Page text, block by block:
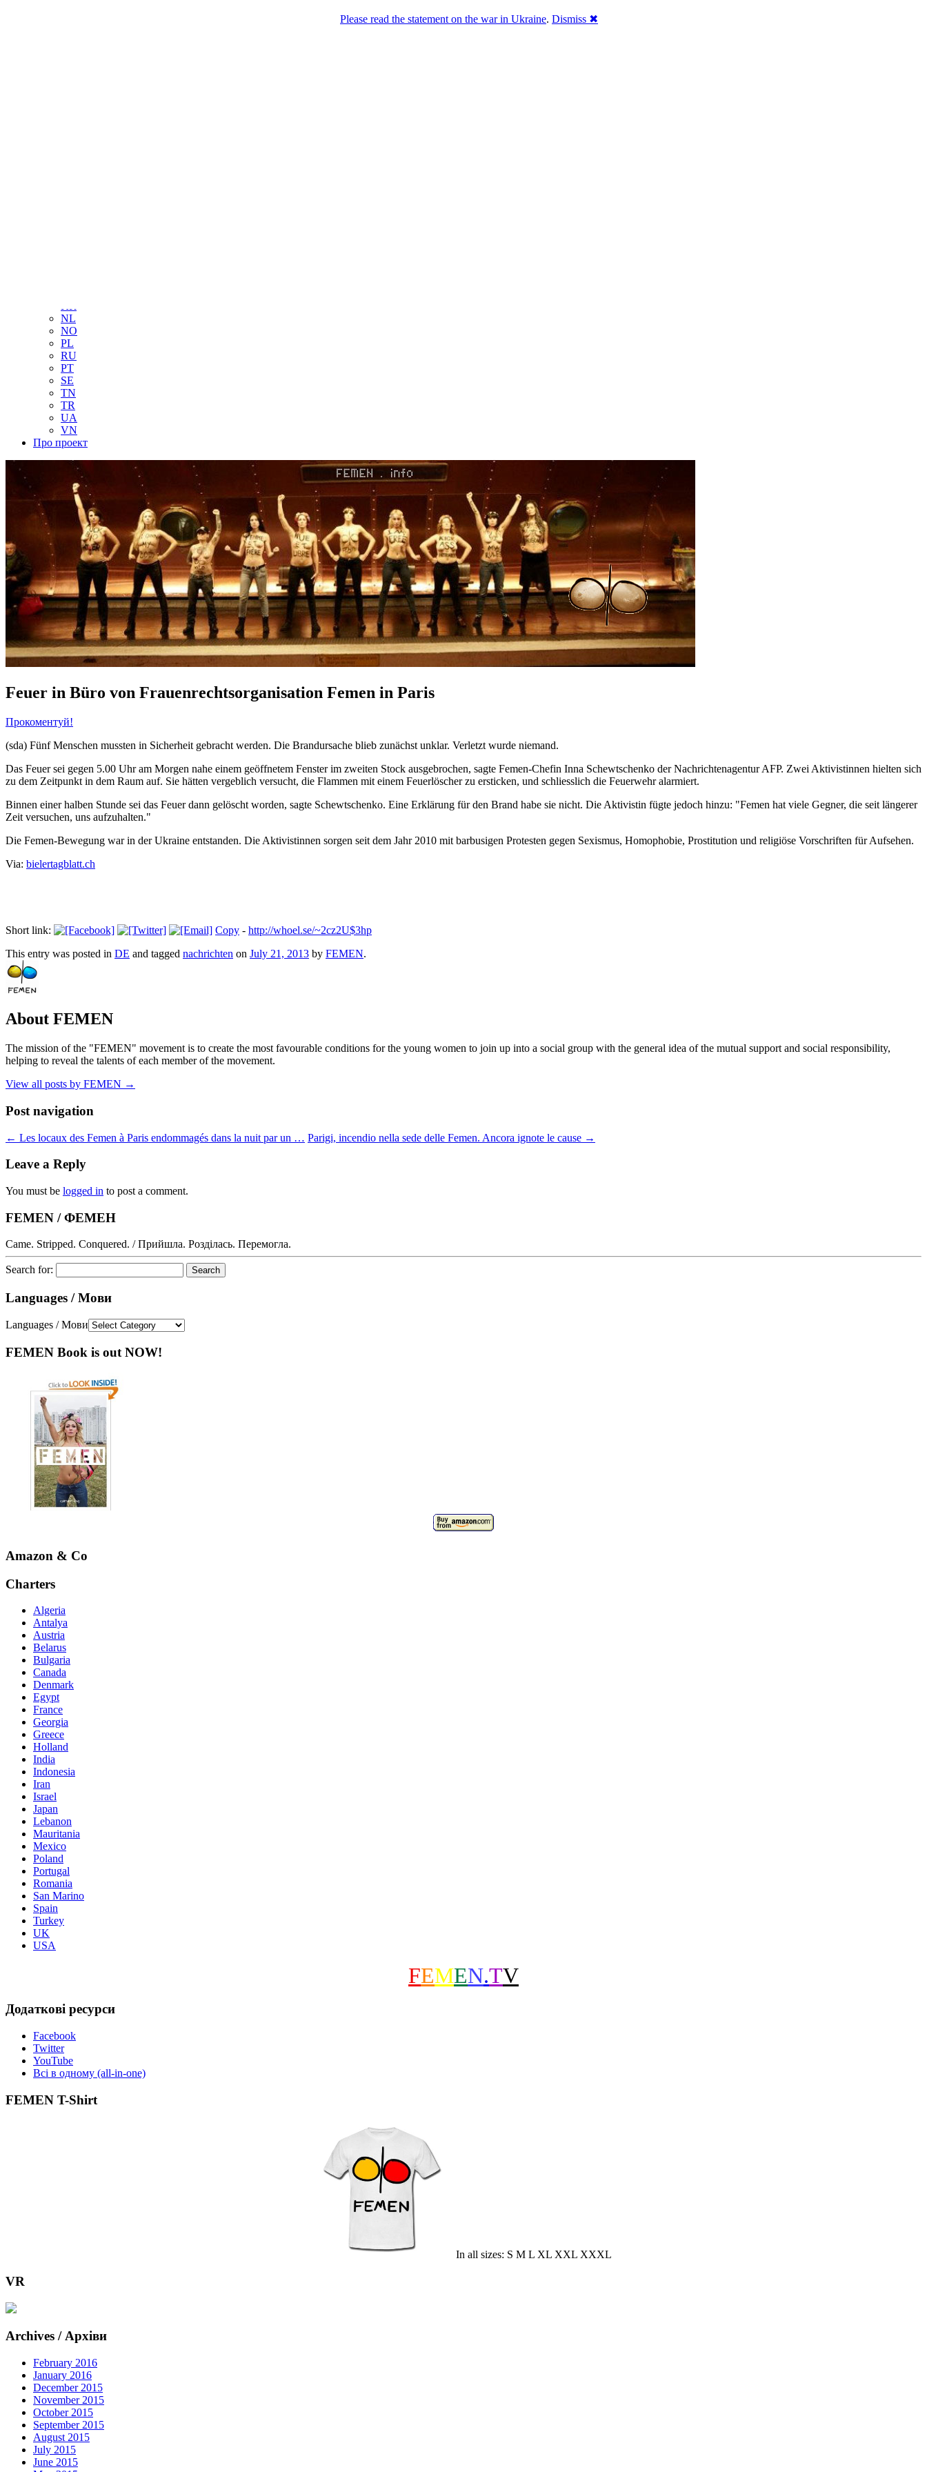
KR
NL
NO
PL
RU
PT
SE
TN
TR
UA
VN
Про проект
Feuer in Büro von Frauenrechtsorganisation Femen in Paris
Прокоментуй!
(sda) Fünf Menschen mussten in Sicherheit gebracht werden. Die Brandursache blieb zunächst unklar. Verletzt wurde niemand.
Das Feuer sei gegen 5.00 Uhr am Morgen nahe einem geöffnetem Fenster im zweiten Stock ausgebrochen, sagte Femen-Chefin Inna Schewtschenko der Nachrichtenagentur AFP. Zwei Aktivistinnen hielten sich
zu dem Zeitpunkt in dem Raum auf. Sie hätten vergeblich versucht, die Flammen mit einem Feuerlöscher zu ersticken, und schliesslich die Feuerwehr alarmiert.
Binnen einer halben Stunde sei das Feuer dann gelöscht worden, sagte Schewtschenko. Eine Erklärung für den Brand habe sie nicht. Die Aktivistin fügte jedoch hinzu: "Femen hat viele Gegner, die seit längerer
Zeit versuchen, uns aufzuhalten."
Die Femen-Bewegung war in der Ukraine entstanden. Die Aktivistinnen sorgen seit dem Jahr 2010 mit barbusigen Protesten gegen Sexismus, Homophobie, Prostitution und religiöse Vorschriften für Aufsehen.
Via: bielertagblatt.ch
Short link: Copy - http://whoel.se/~2cz2U$3hp
This entry was posted in DE and tagged nachrichten on July 21, 2013 by FEMEN.
About FEMEN
The mission of the "FEMEN" movement is to create the most favourable conditions for the young women to join up into a social group with the general idea of the mutual support and social responsibility,
helping to reveal the talents of each member of the movement.
View all posts by FEMEN →
Post navigation
← Les locaux des Femen à Paris endommagés dans la nuit par un … Parigi, incendio nella sede delle Femen. Ancora ignote le cause →
Leave a Reply
You must be logged in to post a comment.
FEMEN / ФЕМЕН
Came. Stripped. Conquered. / Прийшла. Розділась. Перемогла.
Search for:
Languages / Мови
Languages / Мови
FEMEN Book is out NOW!
Amazon & Co
Charters
Algeria
Antalya
Austria
Belarus
Bulgaria
Canada
Denmark
Egypt
France
Georgia
Greece
Holland
India
Indonesia
Iran
Israel
Japan
Lebanon
Mauritania
Mexico
Poland
Portugal
Romania
San Marino
Spain
Turkey
UK
USA
FEMEN.TV
Додаткові ресурси
Facebook
Twitter
YouTube
Всі в одному (all-in-one)
FEMEN T-Shirt
In all sizes: S M L XL XXL XXXL
VR
Archives / Архіви
February 2016
January 2016
December 2015
November 2015
October 2015
September 2015
August 2015
July 2015
June 2015
Please read the statement on the war in Ukraine. Dismiss ✖